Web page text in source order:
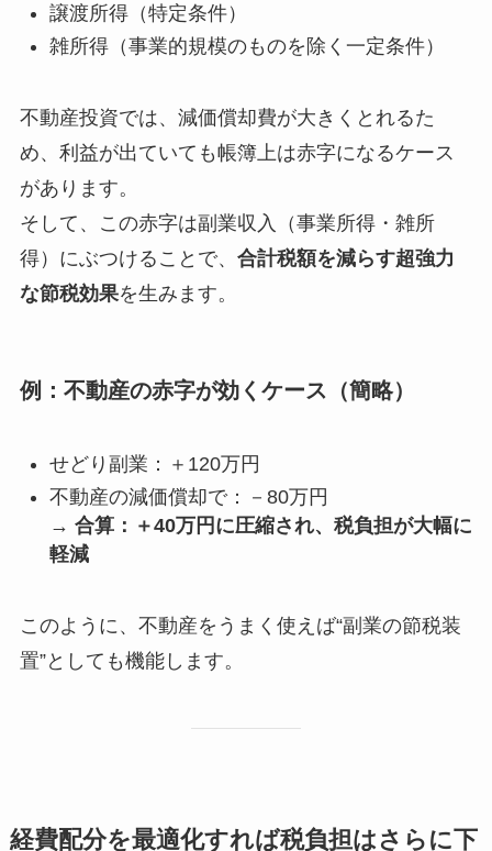
譲渡所得（特定条件）
雑所得（事業的規模のものを除く一定条件）
不動産投資では、減価償却費が大きくとれるた
め、利益が出ていても帳簿上は赤字になるケース
があります。
そして、この赤字は副業収入（事業所得・雑所
得）にぶつけることで、 合計税額を減らす超強力
な節税効果を生みます。
例：不動産の赤字が効くケース（簡略）
せどり副業：＋120万円
不動産の減価償却で：－80万円
→ 合算：＋40万円に圧縮され、税負担が大幅に
軽減
このように、不動産をうまく使えば“副業の節税装
置”としても機能します。
経費配分を最適化すれば税負担はさらに下